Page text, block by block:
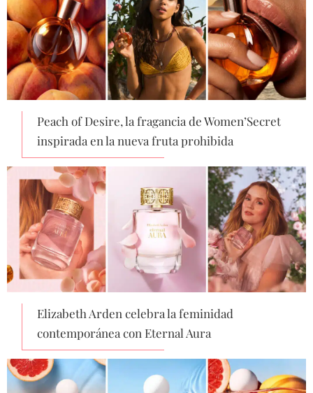
Peach of Desire, la fragancia de Women’Secret
inspirada en la nueva fruta prohibida
Elizabeth Arden celebra la feminidad
contemporánea con Eternal Aura